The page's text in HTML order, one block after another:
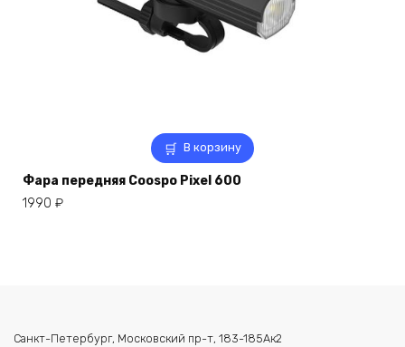
В корзину
Фара передняя Coospo Pixel 600
1990 ₽
Санкт-Петербург, Московский пр-т, 183-185Ак2